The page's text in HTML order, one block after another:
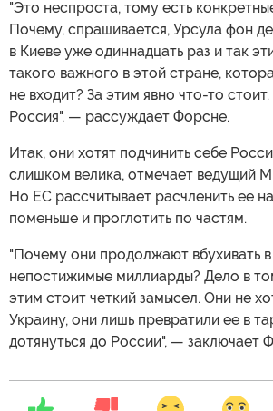
"Это неспроста, тому есть
Почему, спрашивается, Урсула фон
в Киеве уже одиннадцать раз и так
такого важного в этой стране,
не входит? За этим явно что-то
Россия", — рассуждает Форсне.
Итак, они хотят подчинить себе
слишком велика, отмечает ведущий
Но ЕС рассчитывает расчленить ее
поменьше и проглотить по частям.
"Почему они продолжают вбухивать
непостижимые миллиарды? Дело в
этим стоит четкий замысел. Они не
Украину, они лишь превратили ее в
дотянуться до России", — заключает